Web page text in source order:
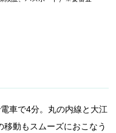
車で4分。丸の内線と大江
動もスムーズにおこなう